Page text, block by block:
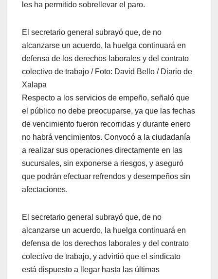
les ha permitido sobrellevar el paro.
El secretario general subrayó que, de no
alcanzarse un acuerdo, la huelga continuará en
defensa de los derechos laborales y del contrato
colectivo de trabajo / Foto: David Bello / Diario de
Xalapa
Respecto a los servicios de empeño, señaló que
el público no debe preocuparse, ya que las fechas
de vencimiento fueron recorridas y durante enero
no habrá vencimientos. Convocó a la ciudadanía
a realizar sus operaciones directamente en las
sucursales, sin exponerse a riesgos, y aseguró
que podrán efectuar refrendos y desempeños sin
afectaciones.
El secretario general subrayó que, de no
alcanzarse un acuerdo, la huelga continuará en
defensa de los derechos laborales y del contrato
colectivo de trabajo, y advirtió que el sindicato
está dispuesto a llegar hasta las últimas